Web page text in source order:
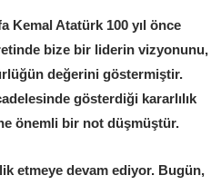
Kemal Atatürk 100 yıl önce
bize bir liderin vizyonunu,
değerini göstermiştir.
gösterdiği kararlılık
önemli bir not düşmüştür.
etmeye devam ediyor. Bugün,